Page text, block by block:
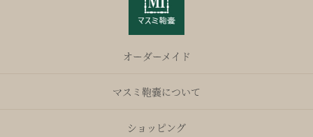
オーダーメイド
マスミ鞄嚢について
ショッピング